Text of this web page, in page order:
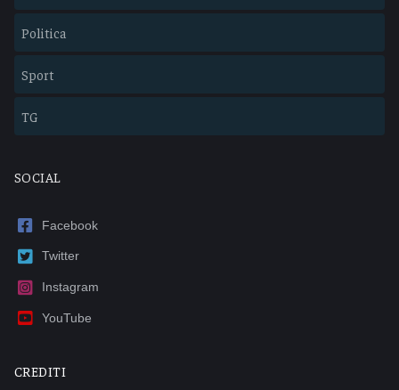
Politica
Sport
TG
SOCIAL
Facebook
Twitter
Instagram
YouTube
CREDITI